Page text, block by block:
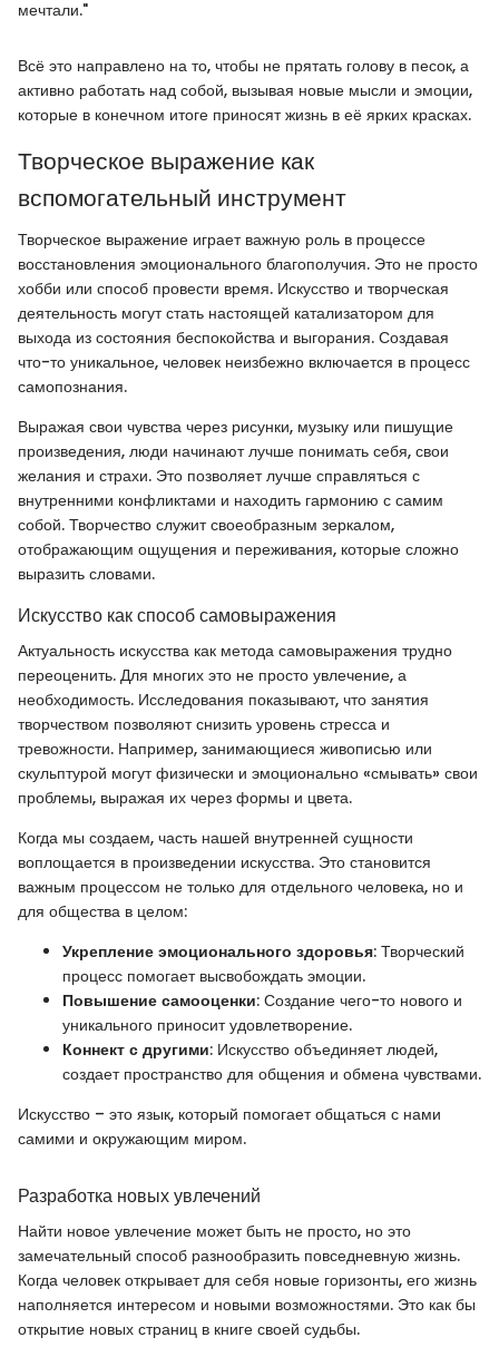
мечтали."
Всё это направлено на то, чтобы не прятать голову в песок, а
активно работать над собой, вызывая новые мысли и эмоции,
которые в конечном итоге приносят жизнь в её ярких красках.
Творческое выражение как
вспомогательный инструмент
Творческое выражение играет важную роль в процессе
восстановления эмоционального благополучия. Это не просто
хобби или способ провести время. Искусство и творческая
деятельность могут стать настоящей катализатором для
выхода из состояния беспокойства и выгорания. Создавая
что-то уникальное, человек неизбежно включается в процесс
самопознания.
Выражая свои чувства через рисунки, музыку или пишущие
произведения, люди начинают лучше понимать себя, свои
желания и страхи. Это позволяет лучше справляться с
внутренними конфликтами и находить гармонию с самим
собой. Творчество служит своеобразным зеркалом,
отображающим ощущения и переживания, которые сложно
выразить словами.
Искусство как способ самовыражения
Актуальность искусства как метода самовыражения трудно
переоценить. Для многих это не просто увлечение, а
необходимость. Исследования показывают, что занятия
творчеством позволяют снизить уровень стресса и
тревожности. Например, занимающиеся живописью или
скульптурой могут физически и эмоционально «смывать» свои
проблемы, выражая их через формы и цвета.
Когда мы создаем, часть нашей внутренней сущности
воплощается в произведении искусства. Это становится
важным процессом не только для отдельного человека, но и
для общества в целом:
Укрепление эмоционального здоровья: Творческий
процесс помогает высвобождать эмоции.
Повышение самооценки: Создание чего-то нового и
уникального приносит удовлетворение.
Коннект с другими: Искусство объединяет людей,
создает пространство для общения и обмена чувствами.
Искусство – это язык, который помогает общаться с нами
самими и окружающим миром.
Разработка новых увлечений
Найти новое увлечение может быть не просто, но это
замечательный способ разнообразить повседневную жизнь.
Когда человек открывает для себя новые горизонты, его жизнь
наполняется интересом и новыми возможностями. Это как бы
открытие новых страниц в книге своей судьбы.